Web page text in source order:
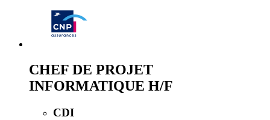
CHEF DE PROJET
INFORMATIQUE H/F
CDI